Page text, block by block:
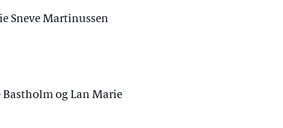
Sneve Martinussen
Bastholm og Lan Marie